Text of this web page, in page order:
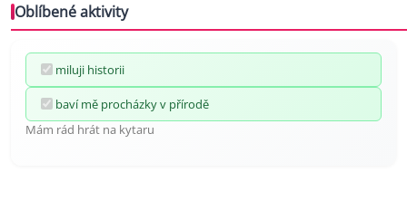
Oblíbené aktivity
miluji historii
baví mě procházky v přírodě
Mám rád hrát na kytaru